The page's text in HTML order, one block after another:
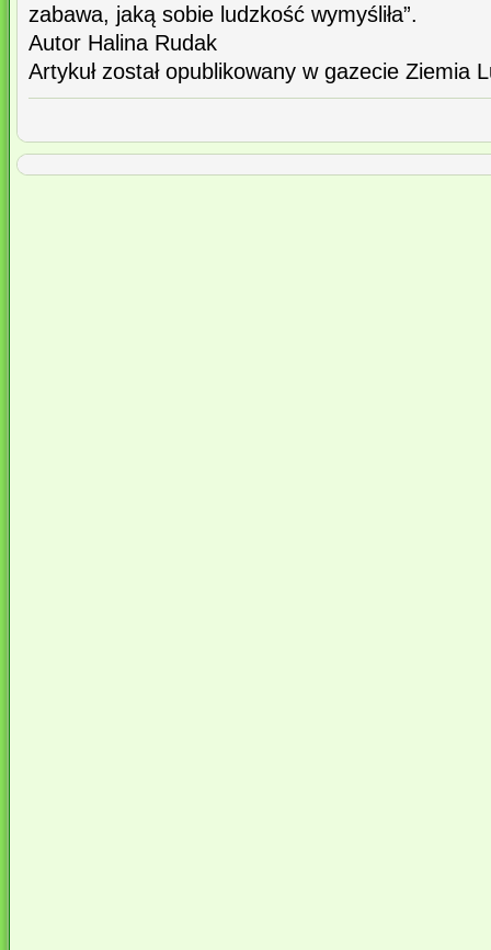
zabawa, jaką sobie ludzkość wymyśliła”.
Autor Halina Rudak
Artykuł został opublikowany w gazecie Ziemia